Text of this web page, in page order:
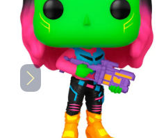
Előrendelhető cuccok
Outlet cuccok
Ajándékkártya
Szállítás és fizetés